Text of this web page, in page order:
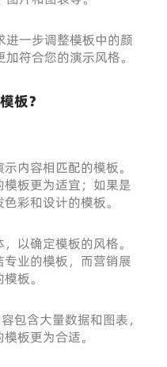
进一步调整模板中的颜
符合您的演示风格。
板？
内容相匹配的模板。
板更为适宜；如果是
彩和设计的模板。
以确定模板的风格。
业的模板，而营销展
板。
包含大量数据和图表，
板更为合适。